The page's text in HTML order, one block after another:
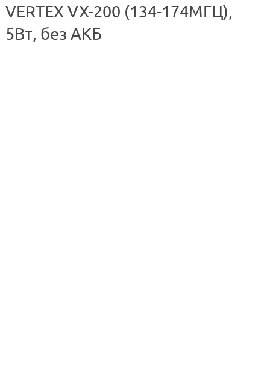
VERTEX VX-200 (134-174МГЦ),
5Вт, без АКБ